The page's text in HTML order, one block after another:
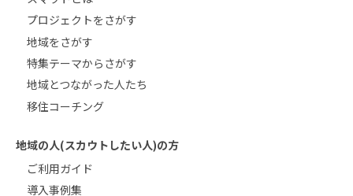
プロジェクトをさがす
地域をさがす
特集テーマからさがす
地域とつながった人たち
移住コーチング
地域の人(スカウトしたい人)の方
ご利用ガイド
導入事例集